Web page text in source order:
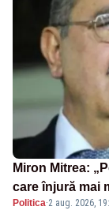
Miron Mitrea:
care înjură mai
Politica·2 aug. 2026,